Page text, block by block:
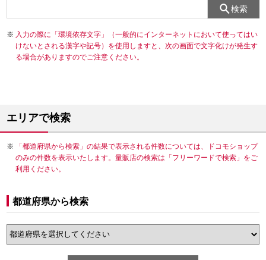
検索
入力の際に「環境依存文字」（一般的にインターネットにおいて使ってはい
けないとされる漢字や記号）を使用しますと、次の画面で文字化けが発生す
る場合がありますのでご注意ください。
エリアで検索
「都道府県から検索」の結果で表示される件数については、ドコモショップ
のみの件数を表示いたします。量販店の検索は「フリーワードで検索」をご
利用ください。
都道府県から検索